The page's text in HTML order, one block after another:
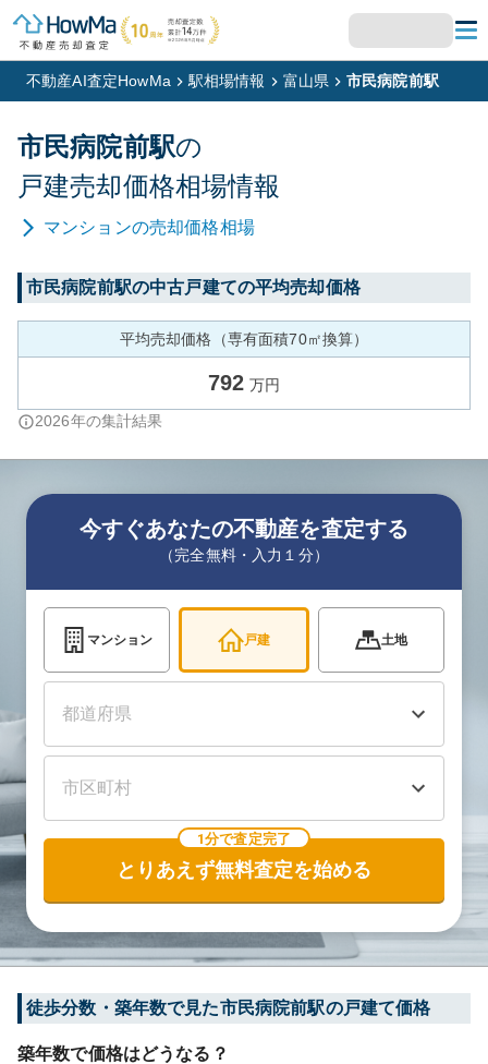
不動産AI査定HowMa 駅相場情報 富山県 市民病院前駅
市民病院前駅の
戸建売却価格相場情報
マンションの売却価格相場
市民病院前駅の中古戸建ての平均売却価格
平均売却価格（専有面積70㎡換算）
792 万円
2026年の集計結果
今すぐあなたの不動産を査定する
（完全無料・入力１分）
マンション 戸建 土地
1分で査定完了
とりあえず無料査定を始める
徒歩分数・築年数で見た市民病院前駅の戸建て価格
築年数で価格はどうなる？